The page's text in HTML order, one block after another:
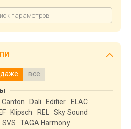
все
Canton Dali Edifier
ELAC
Klipsch REL
Sky Sound
SVS
TAGA Harmony